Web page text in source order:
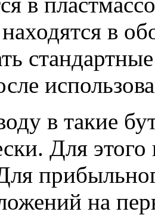
в
в такие
Для
на